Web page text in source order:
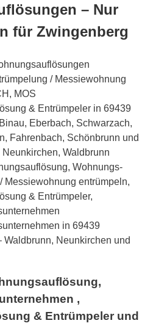
– Nur
für Zwingenberg
/ Messiewohnung
MOS
& Entrümpeler in 69439
Eberbach, Schwarzach,
Fahrenbach, Schönbrunn und
Neunkirchen, Waldbrunn
Wohnungs-
Messiewohnung entrümpeln,
& Entrümpeler,
in 69439
Waldbrunn, Neunkirchen und
,
& Entrümpeler und